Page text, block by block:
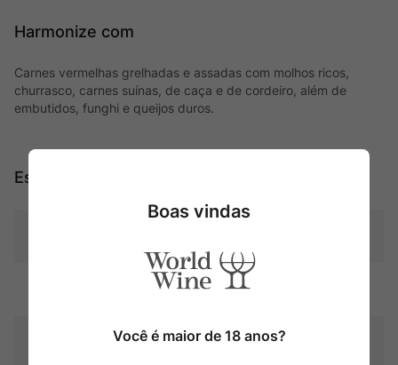
Harmonize com
Carnes vermelhas grelhadas e assadas com molhos ricos,
churrasco, carnes suínas, de caça e de cordeiro, além de
embutidos, funghi e queijos duros.
Especificações
Blend
Produtor Château Cantemerle
Boas vindas
Você é maior de 18 anos?